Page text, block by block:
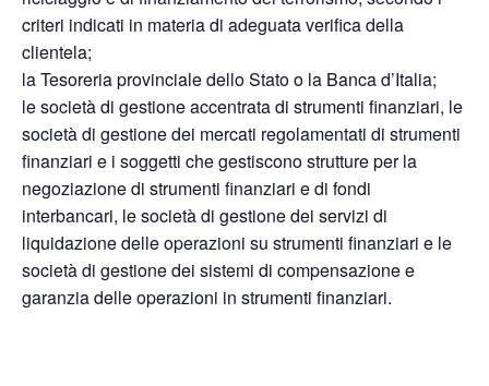
criteri indicati in materia di adeguata verifica della
clientela;
la Tesoreria provinciale dello Stato o la Banca d’Italia;
le società di gestione accentrata di strumenti finanziari, le
società di gestione dei mercati regolamentati di strumenti
finanziari e i soggetti che gestiscono strutture per la
negoziazione di strumenti finanziari e di fondi
interbancari, le società di gestione dei servizi di
liquidazione delle operazioni su strumenti finanziari e le
società di gestione dei sistemi di compensazione e
garanzia delle operazioni in strumenti finanziari.